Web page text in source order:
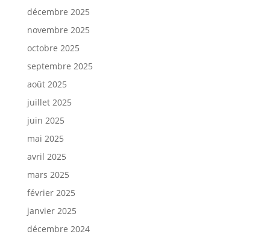
décembre 2025
novembre 2025
octobre 2025
septembre 2025
août 2025
juillet 2025
juin 2025
mai 2025
avril 2025
mars 2025
février 2025
janvier 2025
décembre 2024